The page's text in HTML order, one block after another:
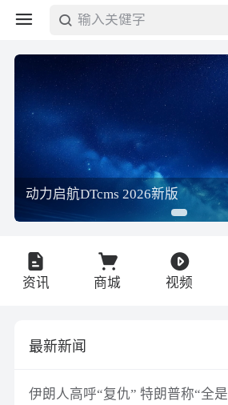
输入关健字
动力启航DTcms 2026新版
资讯 商城 视频
最新新闻
伊朗人高呼“复仇” 特朗普称“全是